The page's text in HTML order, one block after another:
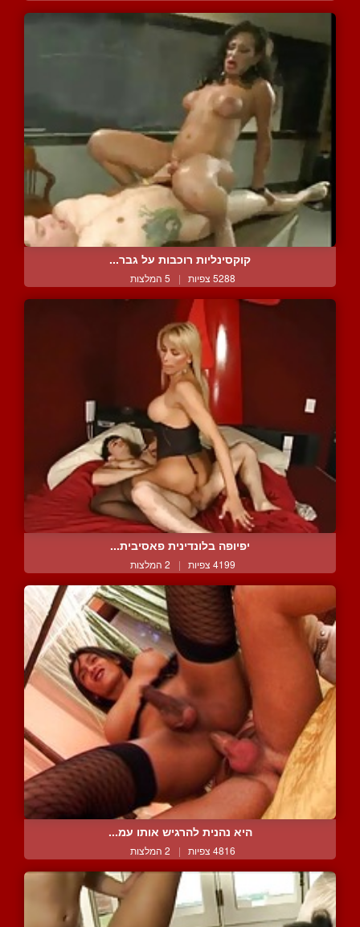
קוקסינליות רוכבות על גבר...
5288 צפיות | 5 המלצות
יפיופה בלונדינית פאסיבית...
4199 צפיות | 2 המלצות
היא נהנית להרגיש אותו עמ...
4816 צפיות | 2 המלצות